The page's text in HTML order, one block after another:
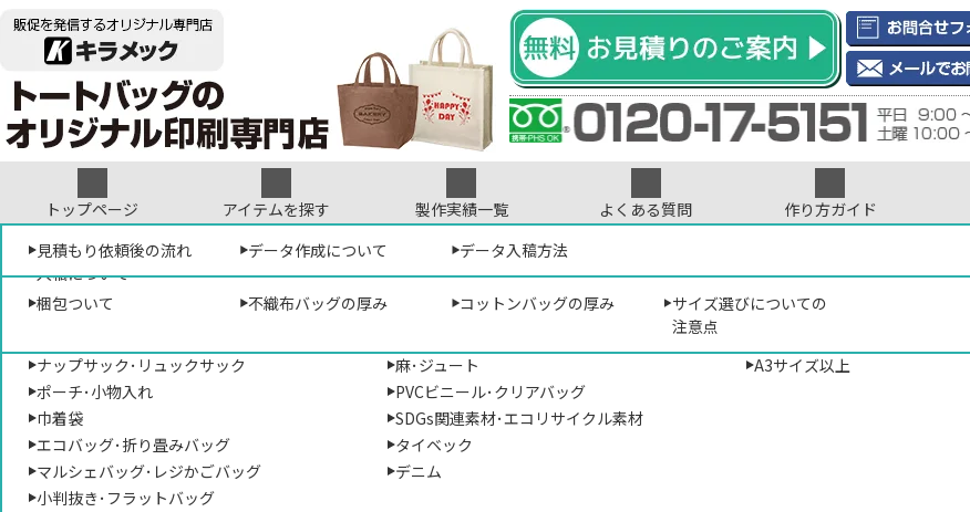
トップページ アイテムを探す
形から選ぶ
トートバッグ･手提げバッグ
ショルダーバッグ･肩掛けバッグ
ナップサック･リュックサック
ポーチ･小物入れ
巾着袋
エコバッグ･折り畳みバッグ
マルシェバッグ･レジかごバッグ
小判抜き･フラットバッグ
素材から選ぶ
ポリエステル･ナイロン
麻･ジュート
PVCビニール･クリアバッグ
SDGs関連素材･エコリサイクル素材
タイベック
デニム
A4サイズ（マチなし）
A3サイズ以上
製作実績一覧
よくある質問
見積もり依頼について
袋･バッグについて デザインデータについて
作り方ガイド
オリジナルテンプレート
入稿について
デザイン参考集 プリントについて
梱包ついて 不織布バッグの厚み コットンバッグの厚み
サイズ選びについての
注意点
見積もり依頼後の流れ
データ作成について データ入稿方法
販促専門店キラメック >アパレル専門サイト >トートバッグのオリジナル印刷専門店